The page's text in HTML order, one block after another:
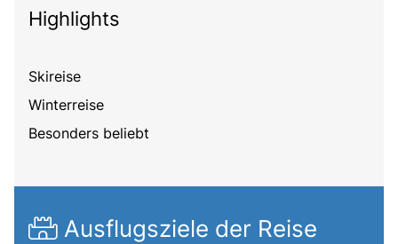
Highlights
Skireise
Winterreise
Besonders beliebt
Ausflugsziele der Reise